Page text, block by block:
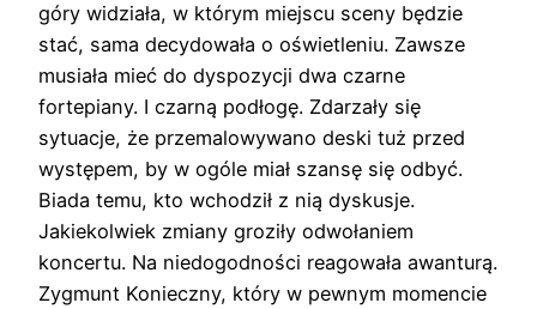
góry widziała, w którym miejscu sceny będzie
stać, sama decydowała o oświetleniu. Zawsze
musiała mieć do dyspozycji dwa czarne
fortepiany. I czarną podłogę. Zdarzały się
sytuacje, że przemalowywano deski tuż przed
występem, by w ogóle miał szansę się odbyć.
Biada temu, kto wchodził z nią dyskusje.
Jakiekolwiek zmiany groziły odwołaniem
koncertu. Na niedogodności reagowała awanturą.
Zygmunt Konieczny, który w pewnym momencie